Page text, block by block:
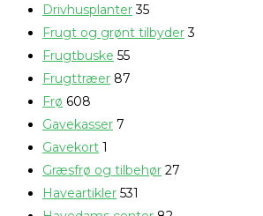
Drivhusplanter 35
Frugt og grønt tilbyder 3
Frugtbuske 55
Frugttræer 87
Frø 608
Gavekasser 7
Gavekort 1
Græsfrø og tilbehør 27
Haveartikler 531